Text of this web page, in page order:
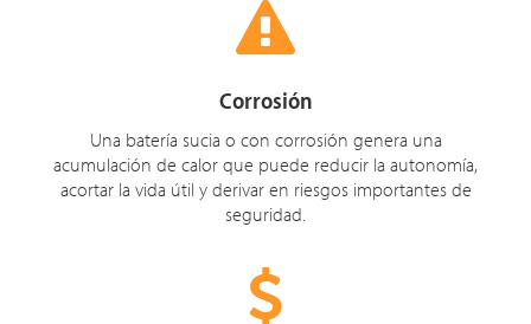
Corrosión
Una batería sucia o con corrosión genera una
acumulación de calor que puede reducir la autonomía,
acortar la vida útil y derivar en riesgos importantes de
seguridad.